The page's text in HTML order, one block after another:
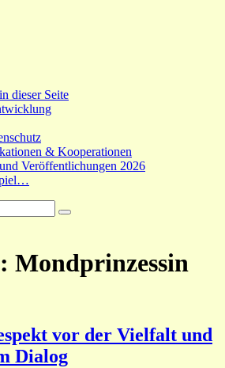
dieser Seite
& Kooperationen
Veröffentlichungen 2026
Mondprinzessin
vor der Vielfalt und
Dialog